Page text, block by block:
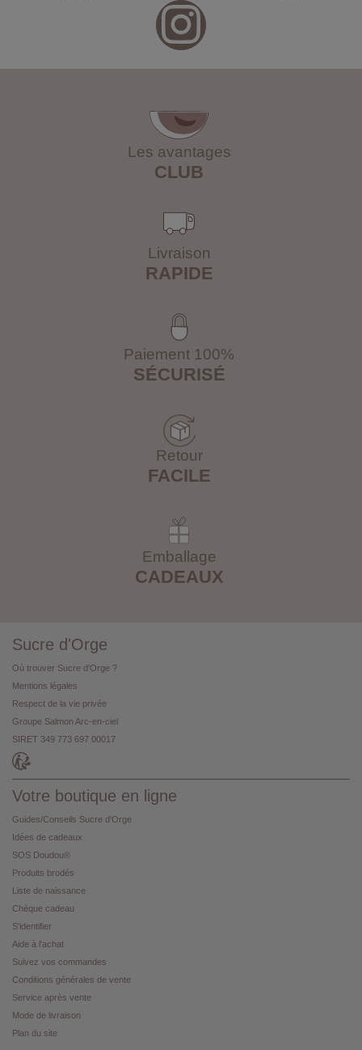
Les avantages
CLUB
Livraison
RAPIDE
Paiement 100%
SÉCURISÉ
Retour
FACILE
Emballage
CADEAUX
Sucre d'Orge
Où trouver Sucre d'Orge ?
Mentions légales
Respect de la vie privée
Groupe Salmon Arc-en-ciel
SIRET 349 773 697 00017
Votre boutique en ligne
Guides/Conseils Sucre d'Orge
Idées de cadeaux
SOS Doudou®
Produits brodés
Liste de naissance
Chèque cadeau
S'identifier
Aide à l'achat
Suivez vos commandes
Conditions générales de vente
Service après vente
Mode de livraison
Plan du site